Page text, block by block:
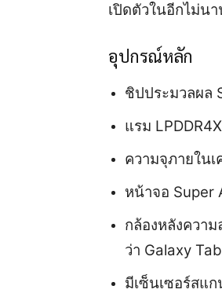
เปิดตัวในอีกไม่น
อุปกรณ์หลัก
ชิปประมวลผล
แรม
ความจุภายในเ
หน้าจอ Super
กล้องหลังควา
ว่า Galaxy
มีเซ็นเซอร์สแ